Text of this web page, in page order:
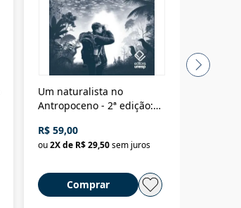
Um naturalista no
Antropoceno - 2ª edição:
selvagem
R$ 59,00
ou2X de R$ 29,50sem juros
Comprar